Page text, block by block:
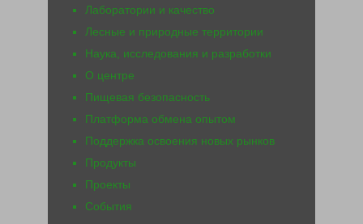
Лаборатории и качество
Лесные и природные территории
Наука, исследования и разработки
О центре
Пищевая безопасность
Платформа обмена опытом
Поддержка освоения новых рынков
Продукты
Проекты
События